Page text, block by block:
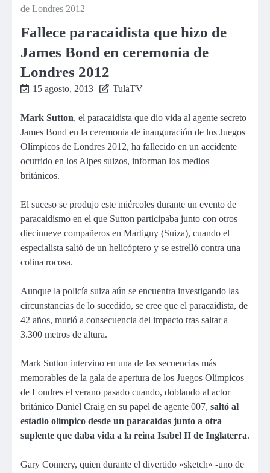
de Londres 2012
Fallece paracaidista que hizo de
James Bond en ceremonia de
Londres 2012
15 agosto, 2013 TulaTV
Mark Sutton, el paracaidista que dio vida al agente secreto
James Bond en la ceremonia de inauguración de los Juegos
Olímpicos de Londres 2012, ha fallecido en un accidente
ocurrido en los Alpes suizos, informan los medios
británicos.
El suceso se produjo este miércoles durante un evento de
paracaidismo en el que Sutton participaba junto con otros
diecinueve compañeros en Martigny (Suiza), cuando el
especialista saltó de un helicóptero y se estrelló contra una
colina rocosa.
Aunque la policía suiza aún se encuentra investigando las
circunstancias de lo sucedido, se cree que el paracaidista, de
42 años, murió a consecuencia del impacto tras saltar a
3.300 metros de altura.
Mark Sutton intervino en una de las secuencias más
memorables de la gala de apertura de los Juegos Olímpicos
de Londres el verano pasado cuando, doblando al actor
británico Daniel Craig en su papel de agente 007, saltó al
estadio olímpico desde un paracaídas junto a otra
suplente que daba vida a la reina Isabel II de Inglaterra.
Gary Connery, quien durante el divertido «sketch» -uno de